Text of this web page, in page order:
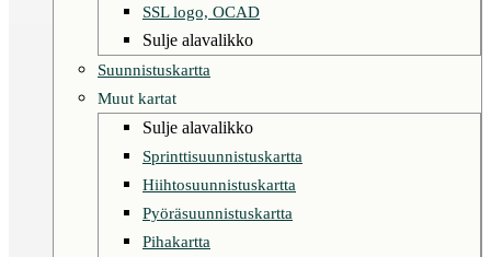
SSL logo, OCAD
Sulje alavalikko
Suunnistuskartta
Muut kartat
Sulje alavalikko
Sprinttisuunnistuskartta
Hiihtosuunnistuskartta
Pyöräsuunnistuskartta
Pihakartta